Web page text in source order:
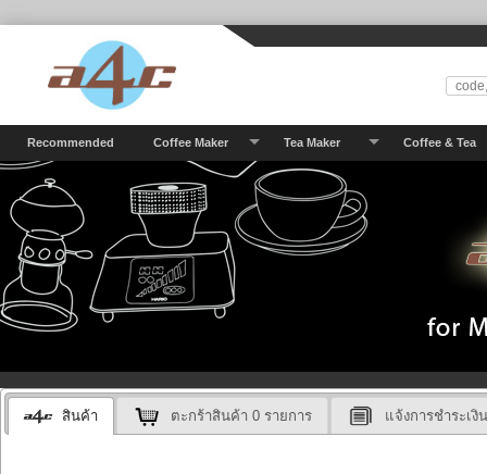
Recommended Coffee Maker Tea Maker Coffee & Tea
สินค้า ตะกร้าสินค้า0 รายการ แจ้งการชำระเงิ